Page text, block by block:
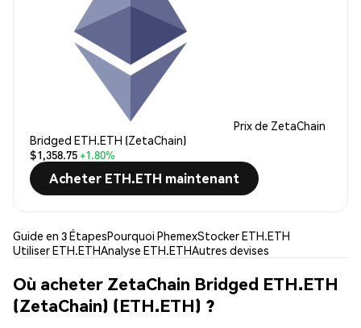
Prix de ZetaChain
Bridged ETH.ETH (ZetaChain)
$1,358.75+1.80%
Acheter ETH.ETH maintenant
Guide en 3 ÉtapesPourquoi PhemexStocker ETH.ETH
Utiliser ETH.ETHAnalyse ETH.ETHAutres devises
Où acheter ZetaChain Bridged ETH.ETH
(ZetaChain) (ETH.ETH) ?